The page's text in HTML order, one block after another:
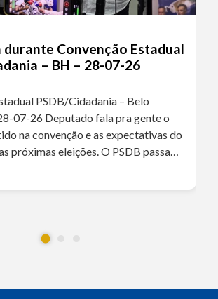
Convenção Estadual
– BH – 28-07-26
PSDB/Cidadania – Belo
07-26 Deputado fala pra gente o
na convenção e as expectativas do
próximas eleições. O PSDB passa…